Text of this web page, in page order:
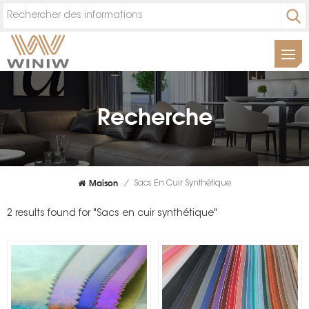
Recherche
Maison / Sacs En Cuir Synthétique
2 results found for "Sacs en cuir synthétique"